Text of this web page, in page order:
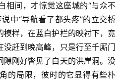
相间，才惊觉这座城的“与众不
中“导航看了都头疼”的立交桥
样，在蓝白护栏的映衬下，竟
赶到晚高峰，只是行至千厮门
隙刚好瞥见了白天的洪崖洞。没
的局限，彼时的它显得有些朴